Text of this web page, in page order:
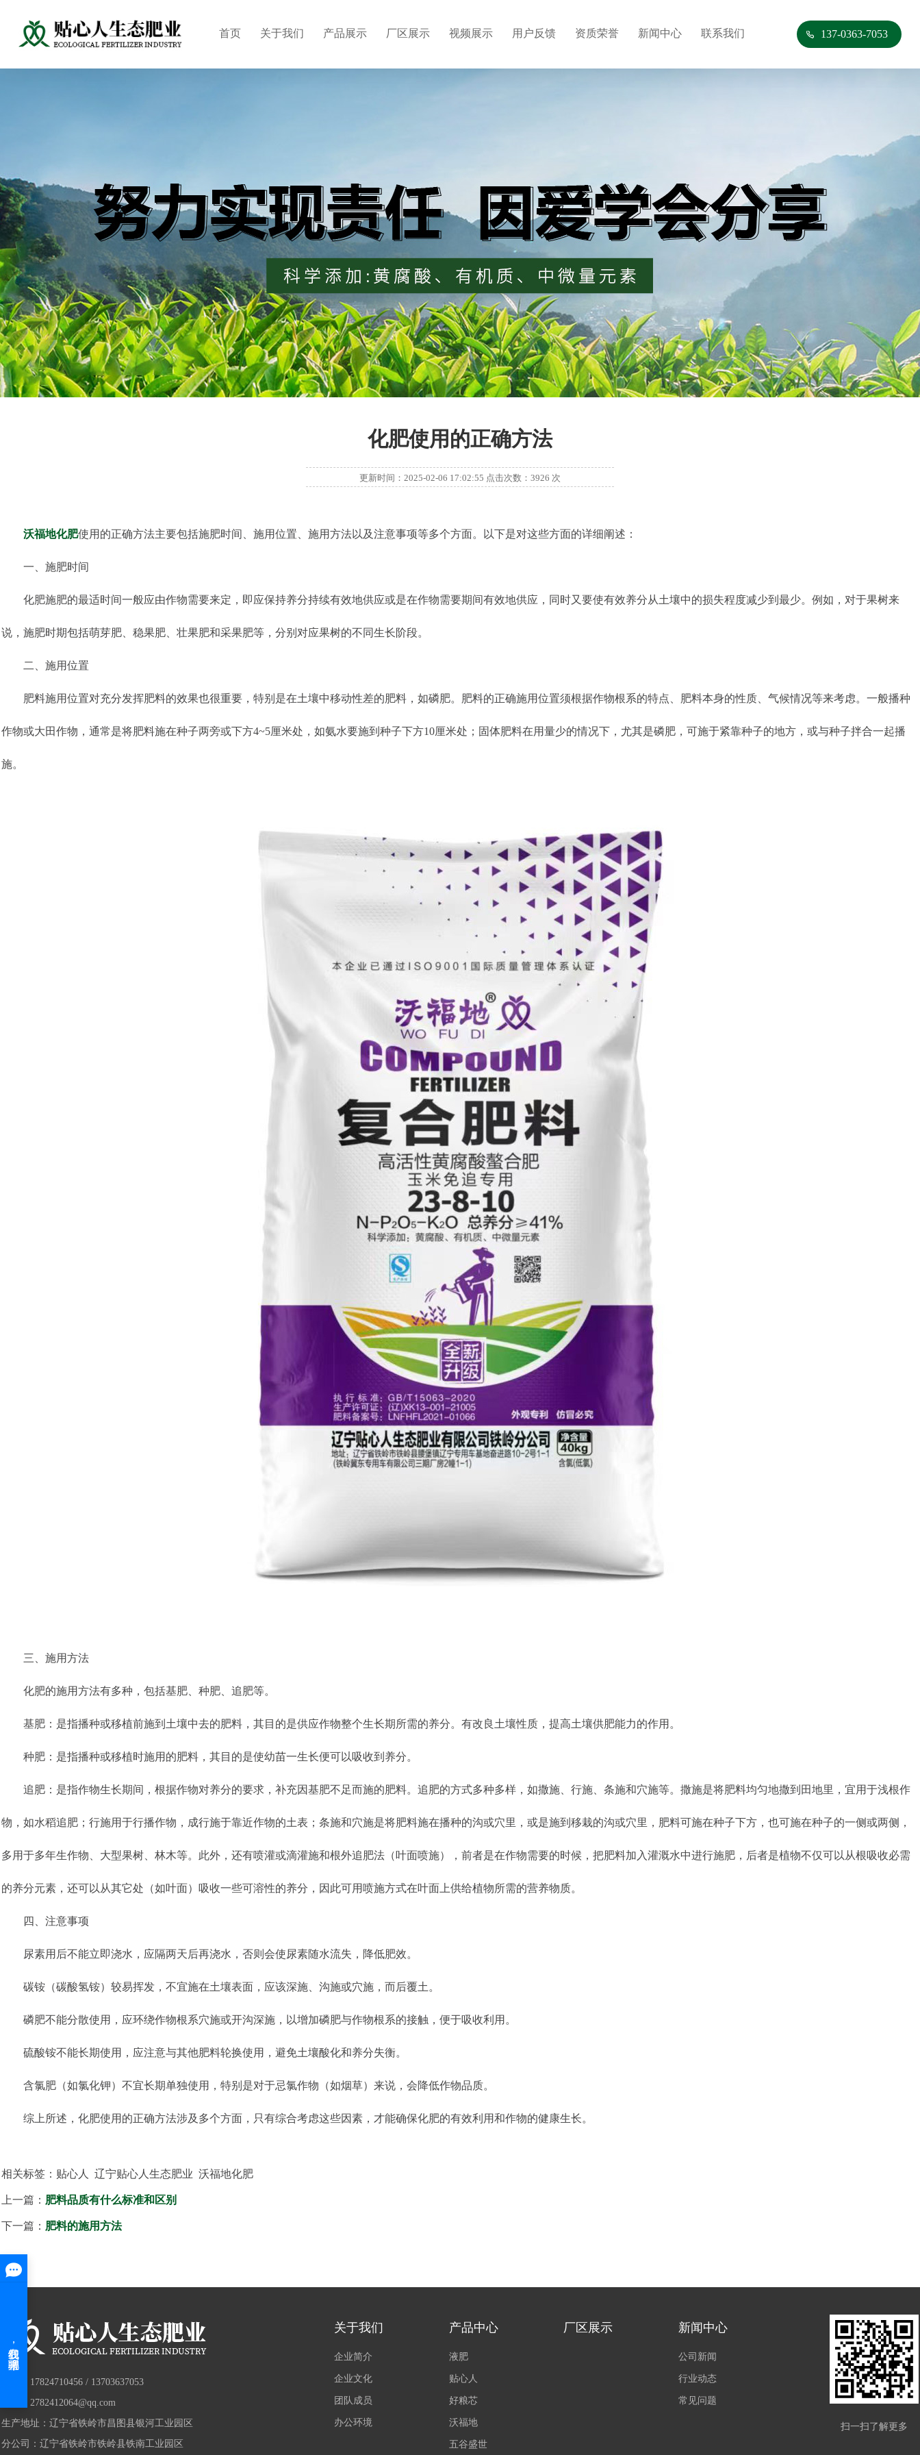
137-0363-7053
首页 关于我们 产品展示 厂区展示 视频展示 用户反馈 资质荣誉 新闻中心 联系我们
化肥使用的正确方法
更新时间：2025-02-06 17:02:55 点击次数：3926 次
沃福地化肥使用的正确方法主要包括施肥时间、施用位置、施用方法以及注意事项等多个方面。以下是对这些方面的详细阐述：
一、施肥时间
化肥施肥的最适时间一般应由作物需要来定，即应保持养分持续有效地供应或是在作物需要期间有效地供应，同时又要使有效养分从土壤中的损失程度减少到最少。例如，对于果树来
说，施肥时期包括萌芽肥、稳果肥、壮果肥和采果肥等，分别对应果树的不同生长阶段。
二、施用位置
肥料施用位置对充分发挥肥料的效果也很重要，特别是在土壤中移动性差的肥料，如磷肥。肥料的正确施用位置须根据作物根系的特点、肥料本身的性质、气候情况等来考虑。一般播种
作物或大田作物，通常是将肥料施在种子两旁或下方4~5厘米处，如氨水要施到种子下方10厘米处；固体肥料在用量少的情况下，尤其是磷肥，可施于紧靠种子的地方，或与种子拌合一起播
施。
三、施用方法
化肥的施用方法有多种，包括基肥、种肥、追肥等。
基肥：是指播种或移植前施到土壤中去的肥料，其目的是供应作物整个生长期所需的养分。有改良土壤性质，提高土壤供肥能力的作用。
种肥：是指播种或移植时施用的肥料，其目的是使幼苗一生长便可以吸收到养分。
追肥：是指作物生长期间，根据作物对养分的要求，补充因基肥不足而施的肥料。追肥的方式多种多样，如撒施、行施、条施和穴施等。撒施是将肥料均匀地撒到田地里，宜用于浅根作
物，如水稻追肥；行施用于行播作物，成行施于靠近作物的土表；条施和穴施是将肥料施在播种的沟或穴里，或是施到移栽的沟或穴里，肥料可施在种子下方，也可施在种子的一侧或两侧，
多用于多年生作物、大型果树、林木等。此外，还有喷灌或滴灌施和根外追肥法（叶面喷施），前者是在作物需要的时候，把肥料加入灌溉水中进行施肥，后者是植物不仅可以从根吸收必需
的养分元素，还可以从其它处（如叶面）吸收一些可溶性的养分，因此可用喷施方式在叶面上供给植物所需的营养物质。
四、注意事项
尿素用后不能立即浇水，应隔两天后再浇水，否则会使尿素随水流失，降低肥效。
碳铵（碳酸氢铵）较易挥发，不宜施在土壤表面，应该深施、沟施或穴施，而后覆土。
磷肥不能分散使用，应环绕作物根系穴施或开沟深施，以增加磷肥与作物根系的接触，便于吸收利用。
硫酸铵不能长期使用，应注意与其他肥料轮换使用，避免土壤酸化和养分失衡。
含氯肥（如氯化钾）不宜长期单独使用，特别是对于忌氯作物（如烟草）来说，会降低作物品质。
综上所述，化肥使用的正确方法涉及多个方面，只有综合考虑这些因素，才能确保化肥的有效利用和作物的健康生长。
相关标签：贴心人 辽宁贴心人生态肥业 沃福地化肥
上一篇： 肥料品质有什么标准和区别
下一篇： 肥料的施用方法
手机：17824710456 / 13703637053
邮箱：2782412064@qq.com
生产地址：辽宁省铁岭市昌图县银河工业园区
分公司：辽宁省铁岭市铁岭县铁南工业园区
关于我们
企业简介
企业文化
团队成员
办公环境
产品中心
液肥
贴心人
好粮芯
沃福地
五谷盛世
厂区展示 新闻中心
公司新闻
行业动态
常见问题
扫一扫了解更多